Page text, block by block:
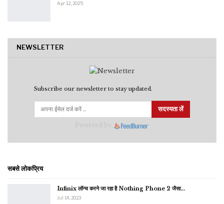
Apr 12, 2025
NEWSLETTER
Subscribe our newsletter to stay updated.
सदस्यता लें
सबसे लोकप्रिय
Infinix लॉन्च करने जा रहा है Nothing Phone 2 जैसा…
Jul 14, 2023